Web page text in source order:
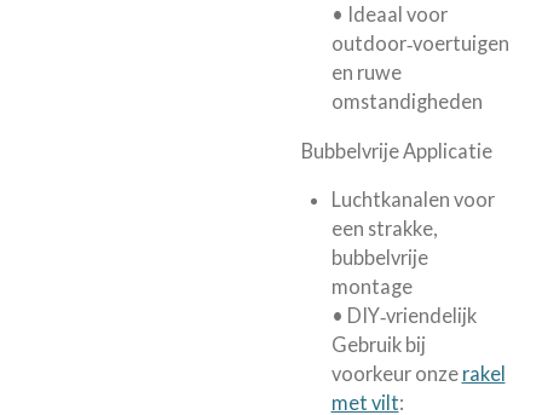
• Ideaal voor
outdoor‑voertuigen
en ruwe
omstandigheden
Bubbelvrije Applicatie
Luchtkanalen voor
een strakke,
bubbelvrije
montage
• DIY‑vriendelijk
Gebruik bij
voorkeur onze rakel
met vilt: